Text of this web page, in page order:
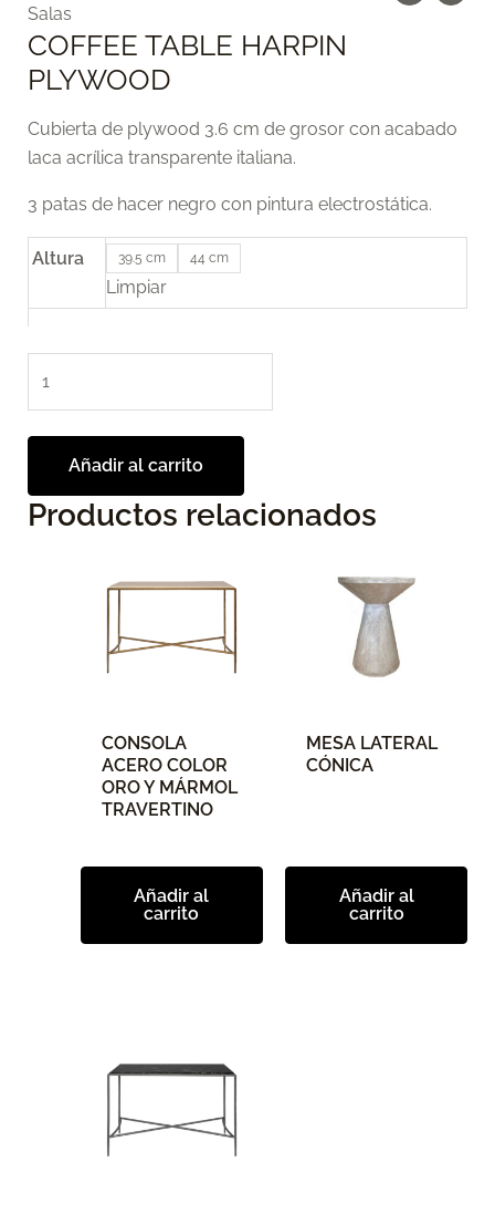
Salas
COFFEE TABLE HARPIN
PLYWOOD
Cubierta de plywood 3.6 cm de grosor con acabado
laca acrílica transparente italiana.
3 patas de hacer negro con pintura electrostática.
Altura 39.5 cm 44 cm
Limpiar
TABLE
HARPIN
PLYWOOD
Añadir al carrito
Productos relacionados
CONSOLA
ACERO COLOR
ORO Y MÁRMOL
TRAVERTINO
Añadir al
carrito
MESA LATERAL
CÓNICA
Añadir al
carrito